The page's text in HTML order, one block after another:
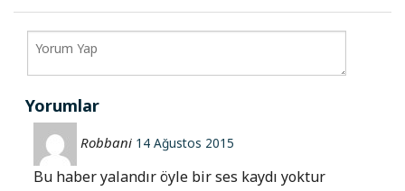
Yorumlar
Robbani 14 Ağustos 2015
Bu haber yalandır öyle bir ses kaydı yoktur